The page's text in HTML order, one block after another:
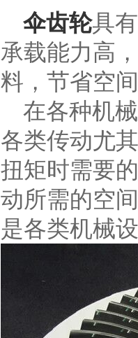
伞齿轮具
承载能力高
料，节省空
在各种机械
各类传动尤
扭矩时需要
动所需的空
是各类机械